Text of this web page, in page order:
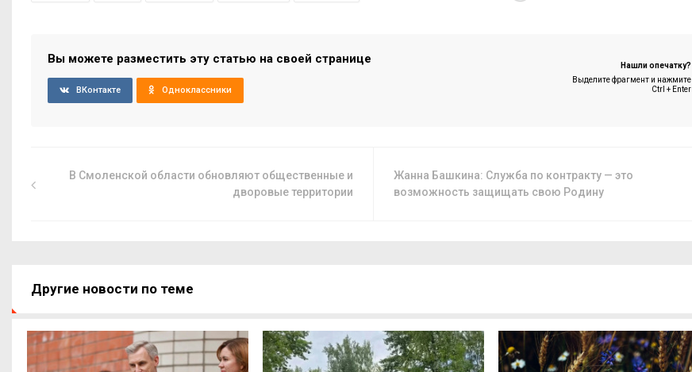
Вы можете разместить эту статью на своей странице
ВКонтакте Одноклассники
Нашли опечатку?
Выделите фрагмент и нажмите
Ctrl + Enter
В Смоленской области обновляют общественные и
дворовые территории
Жанна Башкина: Служба по контракту — это
возможность защищать свою Родину
Другие новости по теме